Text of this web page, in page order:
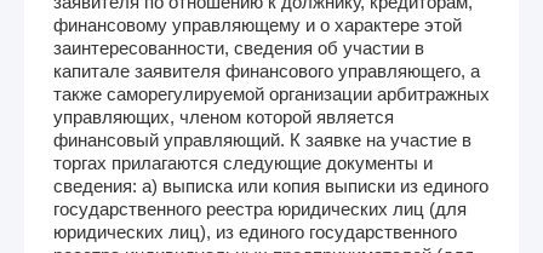
финансовому управляющему и о характере этой
заинтересованности, сведения об участии в
капитале заявителя финансового управляющего, а
также саморегулируемой организации арбитражных
управляющих, членом которой является
финансовый управляющий. К заявке на участие в
торгах прилагаются следующие документы и
сведения: а) выписка или копия выписки из единого
государственного реестра юридических лиц (для
юридических лиц), из единого государственного